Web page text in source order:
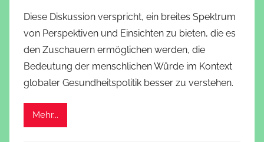
Diese Diskussion verspricht, ein breites Spektrum
von Perspektiven und Einsichten zu bieten, die es
den Zuschauern ermöglichen werden, die
Bedeutung der menschlichen Würde im Kontext
globaler Gesundheitspolitik besser zu verstehen.
Mehr...